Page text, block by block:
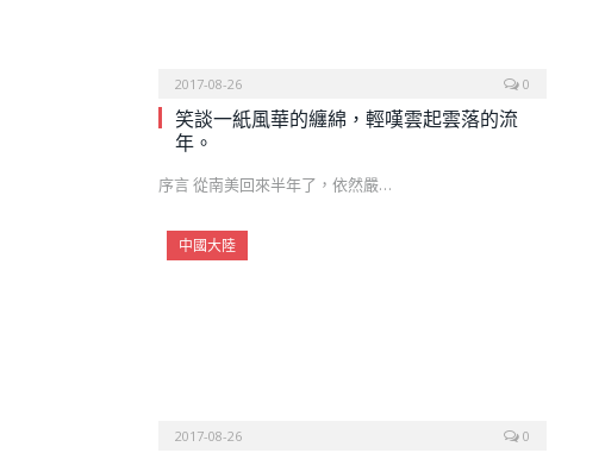
2017-08-26 0
笑談一紙風華的纏綿，輕嘆雲起雲落的流
年。
序言 從南美回來半年了，依然嚴…
中國大陸
2017-08-26 0